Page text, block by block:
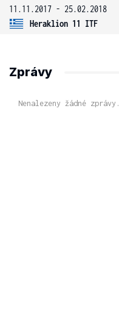
11.11.2017 - 25.02.2018
Heraklion 11 ITF
Zprávy
Nenalezeny žádné zprávy.